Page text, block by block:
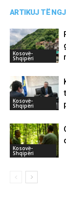
ARTIKUJ TË
Kosovë-
Shqipëri
Kosovë-
Shqipëri
Kosovë-
Shqipëri